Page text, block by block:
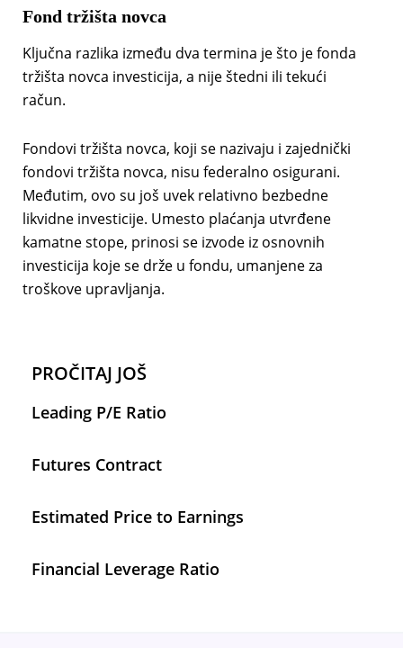
Fond tržišta novca
Ključna razlika između dva termina je što je fonda
tržišta novca investicija, a nije štedni ili tekući
račun.
Fondovi tržišta novca, koji se nazivaju i zajednički
fondovi tržišta novca, nisu federalno osigurani.
Međutim, ovo su još uvek relativno bezbedne
likvidne investicije. Umesto plaćanja utvrđene
kamatne stope, prinosi se izvode iz osnovnih
investicija koje se drže u fondu, umanjene za
troškove upravljanja.
PROČITAJ JOŠ
Leading P/E Ratio
Futures Contract
Estimated Price to Earnings
Financial Leverage Ratio